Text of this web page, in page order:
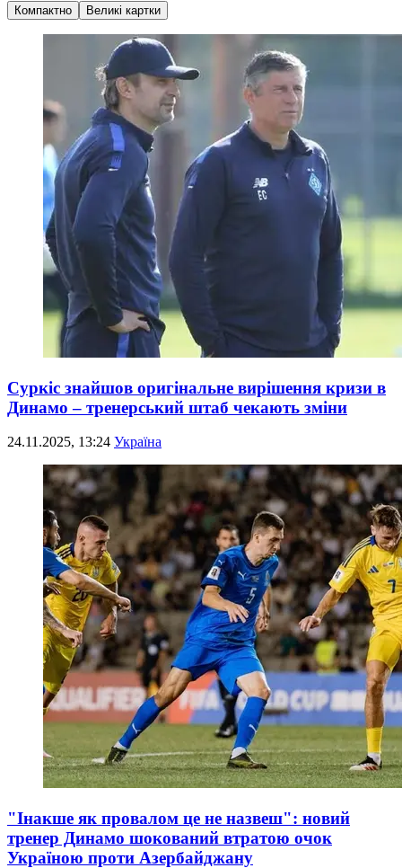
Компактно Великі картки
Суркіс знайшов оригінальне вирішення кризи в
Динамо – тренерський штаб чекають зміни
24.11.2025, 13:24 Україна
"Інакше як провалом це не назвеш": новий
тренер Динамо шокований втратою очок
Україною проти Азербайджану